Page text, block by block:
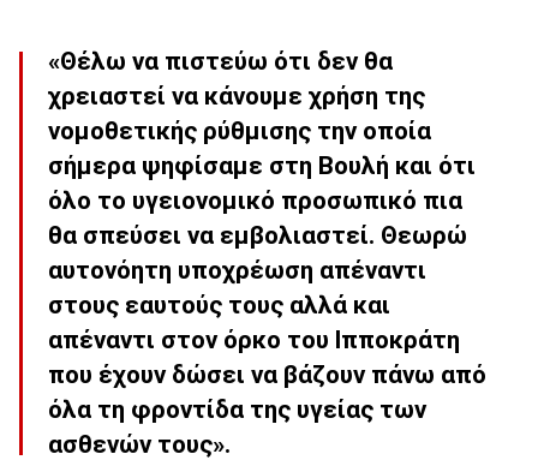
«Θέλω να πιστεύω ότι δεν θα
χρειαστεί να κάνουμε χρήση της
νομοθετικής ρύθμισης την οποία
σήμερα ψηφίσαμε στη Βουλή και ότι
όλο το υγειονομικό προσωπικό πια
θα σπεύσει να εμβολιαστεί. Θεωρώ
αυτονόητη υποχρέωση απέναντι
στους εαυτούς τους αλλά και
απέναντι στον όρκο του Ιπποκράτη
που έχουν δώσει να βάζουν πάνω από
όλα τη φροντίδα της υγείας των
ασθενών τους».